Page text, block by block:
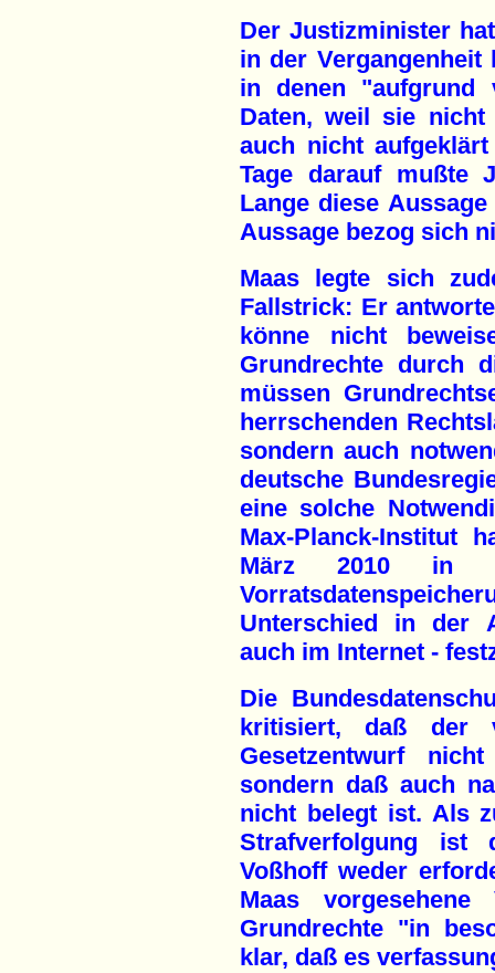
Der Justizminister
in der Vergangenheit
in denen "aufgrund
Daten, weil sie nicht
auch nicht
Tage darauf mußte
Lange diese
Aussage bezog sich
Maas legte sich
Fallstrick: Er
könne nicht
Grundrechte durch
müssen
herrschenden
sondern auch
deutsche
eine solche
Max-Planck-Institut
März 2010 in
Unterschied in der
auch im Internet -
Die
kritisiert, daß der
Gesetzentwurf
sondern daß auch
nicht belegt ist. Als
Strafverfolgung ist
Voßhoff weder
Maas vorgesehene
Grundrechte "in
klar, daß es